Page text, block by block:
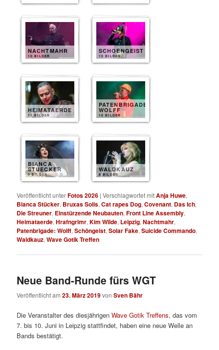
NACHTMAHR
10 BILDER
SCHOENGEIST
10 BILDER
HEIMATAERDE
10 BILDER
PATENBRIGADE
WOLFF
10 BILDER
BIANCA
STUECKER
9 BILDER
WALDKAUZ
8 BILDER
Veröffentlicht unterFotos 2026 |Verschlagwortet mitAnja Huwe,
Bianca Stücker, Bruxas Solis,Cat rapes Dog,Covenant, Das Ich,
Die Streuner, Einstürzende Neubauten,Front Line Assembly,
Heimataerde,Hrafngrimr,Kim Wilde, Leipzig,Nachtmahr,
Patenbrigade: Wolff,Schöngeist,Solar Fake,Suicide Commando,
Waldkauz,Wave Gotik Treffen
Neue Band-Runde fürs WGT
Veröffentlicht am23. März 2019vonSven Bähr
Die Veranstalter des diesjährigenWave Gotik Treffens, das vom
7. bis 10. Juni in Leipzig stattfindet, haben eine neue Welle an
Bands bestätigt.